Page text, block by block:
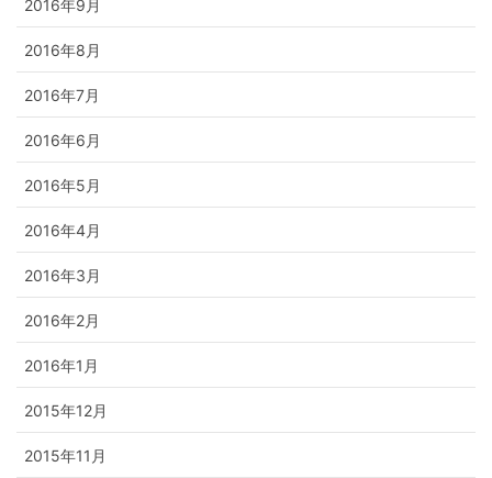
2016年9月
2016年8月
2016年7月
2016年6月
2016年5月
2016年4月
2016年3月
2016年2月
2016年1月
2015年12月
2015年11月